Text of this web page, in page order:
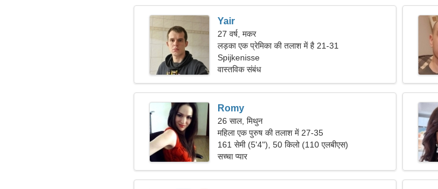
Yair
27 वर्ष, मकर
लड़का एक प्रेमिका की तलाश में है 21-31
Spijkenisse
वास्तविक संबंध
Romy
26 साल, मिथुन
महिला एक पुरुष की तलाश में 27-35
161 सेमी (5'4"), 50 किलो (110 एलबीएस)
सच्चा प्यार